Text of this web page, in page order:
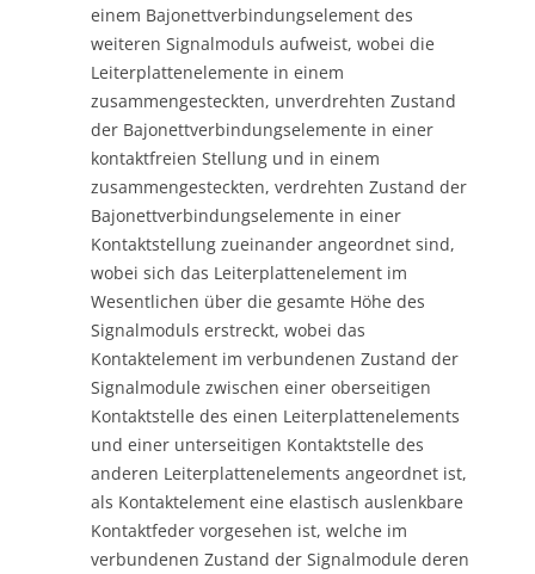
einem Bajonettverbindungselement des
weiteren Signalmoduls aufweist, wobei die
Leiterplattenelemente in einem
zusammengesteckten, unverdrehten Zustand
der Bajonettverbindungselemente in einer
kontaktfreien Stellung und in einem
zusammengesteckten, verdrehten Zustand der
Bajonettverbindungselemente in einer
Kontaktstellung zueinander angeordnet sind,
wobei sich das Leiterplattenelement im
Wesentlichen über die gesamte Höhe des
Signalmoduls erstreckt, wobei das
Kontaktelement im verbundenen Zustand der
Signalmodule zwischen einer oberseitigen
Kontaktstelle des einen Leiterplattenelements
und einer unterseitigen Kontaktstelle des
anderen Leiterplattenelements angeordnet ist,
als Kontaktelement eine elastisch auslenkbare
Kontaktfeder vorgesehen ist, welche im
verbundenen Zustand der Signalmodule deren